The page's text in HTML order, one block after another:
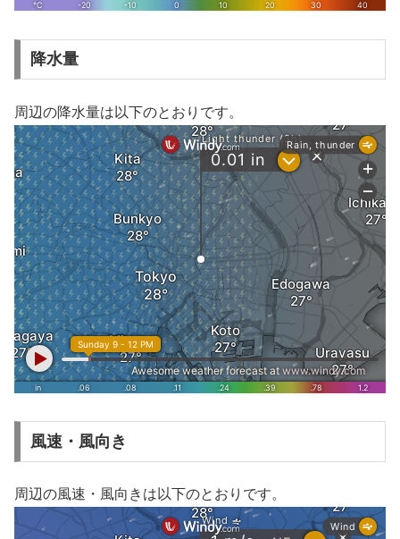
降水量
周辺の降水量は以下のとおりです。
風速・風向き
周辺の風速・風向きは以下のとおりです。